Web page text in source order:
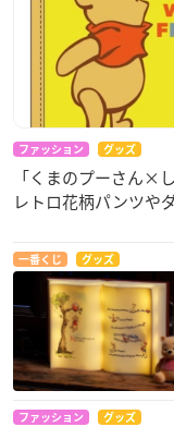
ファッション グッズ
「くまのプーさん×
レトロ花柄パンツや
一番くじ グッズ
ファッション グッズ